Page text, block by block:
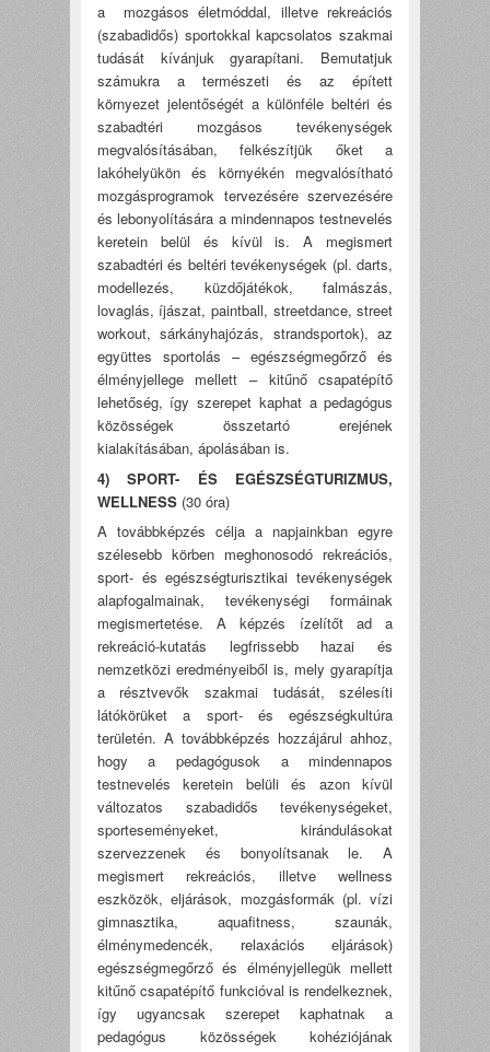
a mozgásos életmóddal, illetve rekreációs
(szabadidős) sportokkal kapcsolatos szakmai
tudását kívánjuk gyarapítani. Bemutatjuk
számukra a természeti és az épített
környezet jelentőségét a különféle beltéri és
szabadtéri mozgásos tevékenységek
megvalósításában, felkészítjük őket a
lakóhelyükön és környékén megvalósítható
mozgásprogramok tervezésére szervezésére
és lebonyolítására a mindennapos testnevelés
keretein belül és kívül is. A megismert
szabadtéri és beltéri tevékenységek (pl. darts,
modellezés, küzdőjátékok, falmászás,
lovaglás, íjászat, paintball, streetdance, street
workout, sárkányhajózás, strandsportok), az
együttes sportolás – egészségmegőrző és
élményjellege mellett – kitűnő csapatépítő
lehetőség, így szerepet kaphat a pedagógus
közösségek összetartó erejének
kialakításában, ápolásában is.
4) SPORT- ÉS EGÉSZSÉGTURIZMUS,
WELLNESS(30 óra)
A továbbképzés célja a napjainkban egyre
szélesebb körben meghonosodó rekreációs,
sport- és egészségturisztikai tevékenységek
alapfogalmainak, tevékenységi formáinak
megismertetése. A képzés ízelítőt ad a
rekreáció-kutatás legfrissebb hazai és
nemzetközi eredményeiből is, mely gyarapítja
a résztvevők szakmai tudását, szélesíti
látókörüket a sport- és egészségkultúra
területén. A továbbképzés hozzájárul ahhoz,
hogy a pedagógusok a mindennapos
testnevelés keretein belüli és azon kívül
változatos szabadidős tevékenységeket,
sporteseményeket, kirándulásokat
szervezzenek és bonyolítsanak le. A
megismert rekreációs, illetve wellness
eszközök, eljárások, mozgásformák (pl. vízi
gimnasztika, aquafitness, szaunák,
élménymedencék, relaxációs eljárások)
egészségmegőrző és élményjellegük mellett
kitűnő csapatépítő funkcióval is rendelkeznek,
így ugyancsak szerepet kaphatnak a
pedagógus közösségek kohéziójának